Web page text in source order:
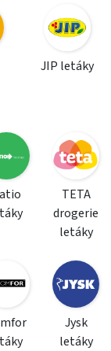
JIP letáky
TETA
drogerie
letáky
Jysk
letáky